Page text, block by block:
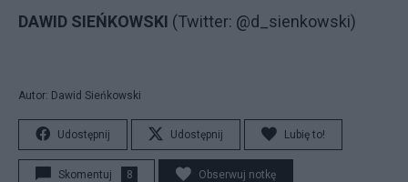
DAWID SIEŃKOWSKI (Twitter: @d_sienkowski)
Autor: Dawid Sieńkowski
Udostępnij Udostępnij Lubię to!
Skomentuj 8 Obserwuj notkę